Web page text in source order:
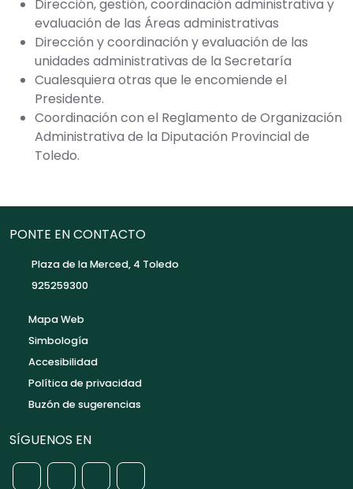
Dirección, gestión, coordinación administrativa y
evaluación de las Áreas administrativas
Dirección y coordinación y evaluación de las
unidades administrativas de la Secretaría
Cualesquiera otras que le encomiende el
Presidente.
Coordinación con el Reglamento de Organización
Administrativa de la Diputación Provincial de
Toledo.
PONTE EN CONTACTO
Plaza de la Merced, 4 Toledo
925259300
Mapa Web
Simbología
Accesibilidad
Política de privacidad
Buzón de sugerencias
SÍGUENOS EN